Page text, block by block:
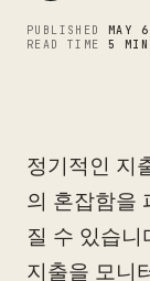
PUBLISHED MAY
READ TIME 5 MIN
정기적인 지
의 혼잡함을
질 수 있습니
지출을 모니